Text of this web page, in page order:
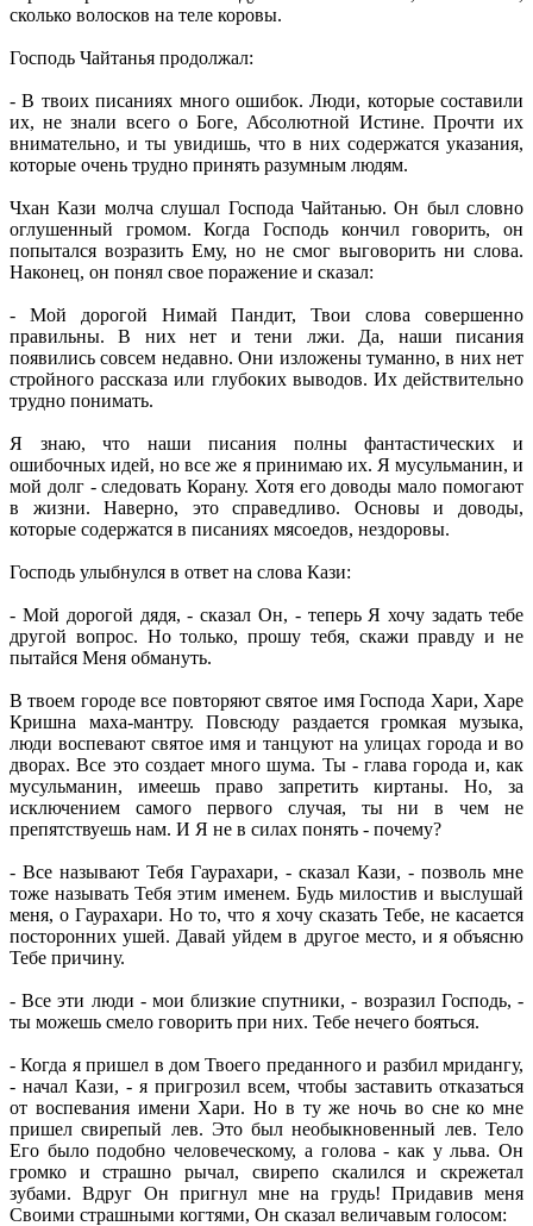
сколько волосков на теле коровы.
Господь Чайтанья продолжал:
- В твоих писаниях много ошибок. Люди, которые составили
их, не знали всего о Боге, Абсолютной Истине. Прочти их
внимательно, и ты увидишь, что в них содержатся указания,
которые очень трудно принять разумным людям.
Чхан Кази молча слушал Господа Чайтанью. Он был словно
оглушенный громом. Когда Господь кончил говорить, он
попытался возразить Ему, но не смог выговорить ни слова.
Наконец, он понял свое поражение и сказал:
- Мой дорогой Нимай Пандит, Твои слова совершенно
правильны. В них нет и тени лжи. Да, наши писания
появились совсем недавно. Они изложены туманно, в них нет
стройного рассказа или глубоких выводов. Их действительно
трудно понимать.
Я знаю, что наши писания полны фантастических и
ошибочных идей, но все же я принимаю их. Я мусульманин, и
мой долг - следовать Корану. Хотя его доводы мало помогают
в жизни. Наверно, это справедливо. Основы и доводы,
которые содержатся в писаниях мясоедов, нездоровы.
Господь улыбнулся в ответ на слова Кази:
- Мой дорогой дядя, - сказал Он, - теперь Я хочу задать тебе
другой вопрос. Но только, прошу тебя, скажи правду и не
пытайся Меня обмануть.
В твоем городе все повторяют святое имя Господа Хари, Харе
Кришна маха-мантру. Повсюду раздается громкая музыка,
люди воспевают святое имя и танцуют на улицах города и во
дворах. Все это создает много шума. Ты - глава города и, как
мусульманин, имеешь право запретить киртаны. Но, за
исключением самого первого случая, ты ни в чем не
препятствуешь нам. И Я не в силах понять - почему?
- Все называют Тебя Гаурахари, - сказал Кази, - позволь мне
тоже называть Тебя этим именем. Будь милостив и выслушай
меня, о Гаурахари. Но то, что я хочу сказать Тебе, не касается
посторонних ушей. Давай уйдем в другое место, и я объясню
Тебе причину.
- Все эти люди - мои близкие спутники, - возразил Господь, -
ты можешь смело говорить при них. Тебе нечего бояться.
- Когда я пришел в дом Твоего преданного и разбил мридангу,
- начал Кази, - я пригрозил всем, чтобы заставить отказаться
от воспевания имени Хари. Но в ту же ночь во сне ко мне
пришел свирепый лев. Это был необыкновенный лев. Тело
Его было подобно человеческому, а голова - как у льва. Он
громко и страшно рычал, свирепо скалился и скрежетал
зубами. Вдруг Он пригнул мне на грудь! Придавив меня
Своими страшными когтями, Он сказал величавым голосом: